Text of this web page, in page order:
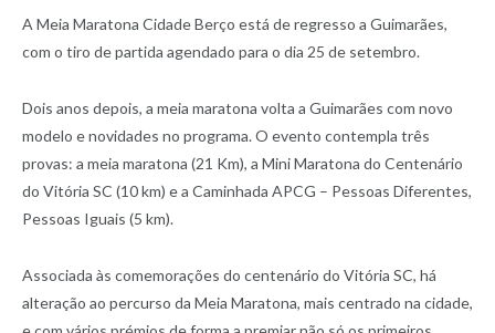
A Meia Maratona Cidade Berço está de regresso a Guimarães,
com o tiro de partida agendado para o dia 25 de setembro.
Dois anos depois, a meia maratona volta a Guimarães com novo
modelo e novidades no programa. O evento contempla três
provas: a meia maratona (21 Km), a Mini Maratona do Centenário
do Vitória SC (10 km) e a Caminhada APCG – Pessoas Diferentes,
Pessoas Iguais (5 km).
Associada às comemorações do centenário do Vitória SC, há
alteração ao percurso da Meia Maratona, mais centrado na cidade,